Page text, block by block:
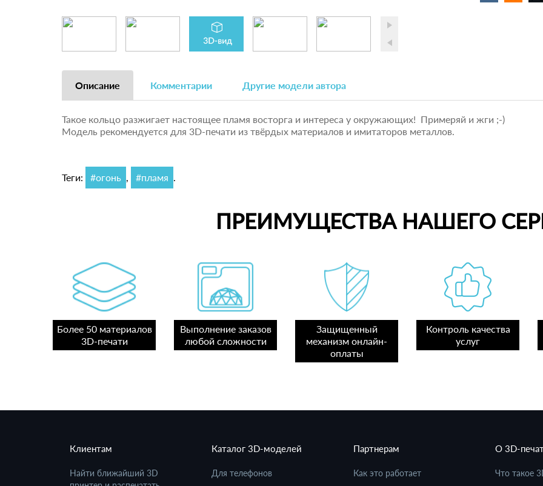
Описание Комментарии Другие модели автора
Такое кольцо разжигает настоящее пламя восторга и интереса у окружающих! Примеряй и жги ;-)
Модель рекомендуется для 3D-печати из твёрдых материалов и имитаторов металлов.
Теги: #огонь , #пламя .
ПРЕИМУЩЕСТВА НАШЕГО
Более 50 материалов
3D-печати
Выполнение заказов
любой сложности
Защищенный
механизм онлайн-
оплаты
Контроль качества
услуг
Клиентам
Найти ближайший 3D
Каталог 3D-моделей
Для телефонов
Партнерам
Как это работает
О 3D-
Что такое